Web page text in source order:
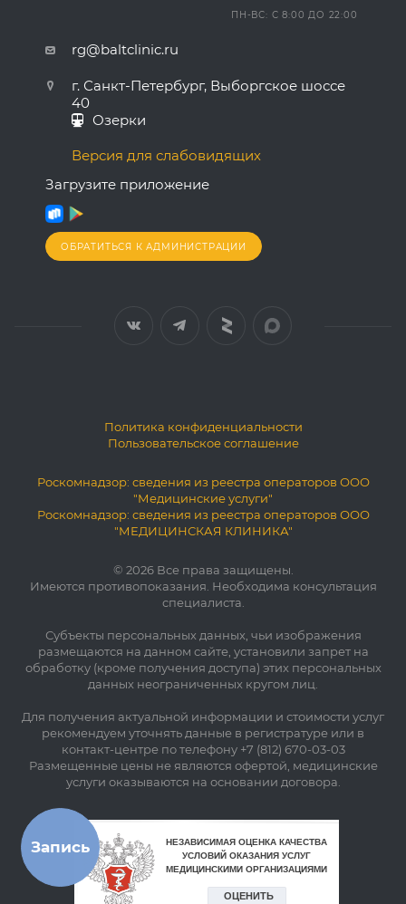
ПН-ВС: С 8:00 ДО 22:00
rg@baltclinic.ru
г. Санкт-Петербург, Выборгское шоссе
40
Озерки
Версия для слабовидящих
Загрузите приложение
ОБРАТИТЬСЯ К АДМИНИСТРАЦИИ
Политика конфиденциальности
Пользовательское соглашение
Роскомнадзор: сведения из реестра операторов ООО
"Медицинские услуги"
Роскомнадзор: сведения из реестра операторов ООО
"МЕДИЦИНСКАЯ КЛИНИКА"
© 2026 Все права защищены.
Имеются противопоказания. Необходима консультация
специалиста.
Субъекты персональных данных, чьи изображения
размещаются на данном сайте, установили запрет на
обработку (кроме получения доступа) этих персональных
данных неограниченных кругом лиц.
Для получения актуальной информации и стоимости услуг
рекомендуем уточнять данные в регистратуре или в
контакт-центре по телефону +7 (812) 670-03-03
Размещенные цены не являются офертой, медицинские
услуги оказываются на основании договора.
Запись